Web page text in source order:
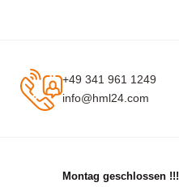
+49 341 961 1249
info@hml24.com
Montag geschlossen !!!